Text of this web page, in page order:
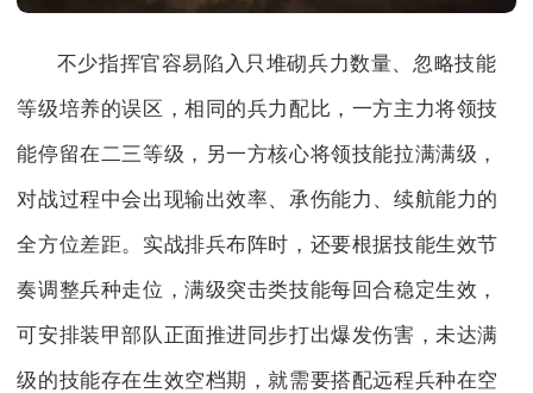
不少指挥官容易陷入只堆砌兵力数量、忽略技能
等级培养的误区，相同的兵力配比，一方主力将领技
能停留在二三等级，另一方核心将领技能拉满满级，
对战过程中会出现输出效率、承伤能力、续航能力的
全方位差距。实战排兵布阵时，还要根据技能生效节
奏调整兵种走位，满级突击类技能每回合稳定生效，
可安排装甲部队正面推进同步打出爆发伤害，未达满
级的技能存在生效空档期，就需要搭配远程兵种在空